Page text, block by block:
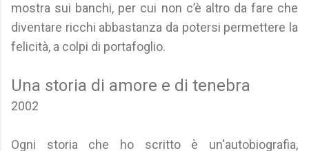
mostra sui banchi, per cui non c’è altro da fare che
diventare ricchi abbastanza da potersi permettere la
felicità, a colpi di portafoglio.
Una storia di amore e di tenebra
2002
Ogni storia che ho scritto è un'autobiografia,